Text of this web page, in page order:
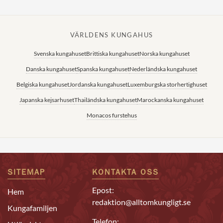
VÄRLDENS KUNGAHUS
Svenska kungahusetBrittiska kungahusetNorska kungahuset
Danska kungahusetSpanska kungahusetNederländska kungahuset
Belgiska kungahusetJordanska kungahusetLuxemburgska storhertighuset
Japanska kejsarhusetThailändska kungahusetMarockanska kungahuset
Monacos furstehus
SITEMAP
Hem
Kungafamiljen
KONTAKTA OSS
Epost:
redaktion@alltomkungligt.se